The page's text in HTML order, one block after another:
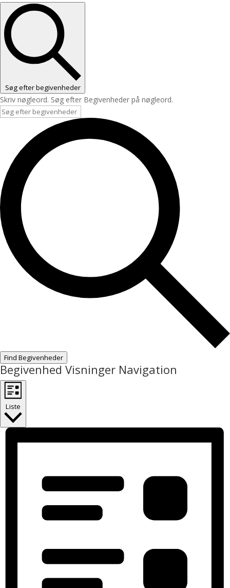
Søg efter begivenheder
Skriv nøgleord. Søg efter Begivenheder på nøgleord.
Find Begivenheder
Begivenhed Visninger Navigation
Liste